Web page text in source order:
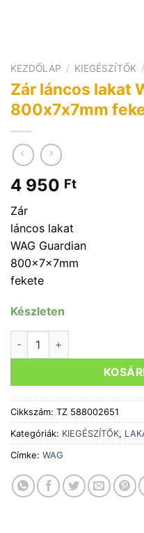
KEZDŐLAP / KIEGÉSZÍTŐK /
Zár láncos lakat
800x7x7mm
4 950 Ft
Zár
láncos lakat
WAG Guardian
800x7x7mm
fekete
Készleten
Cikkszám: TZ 588002651
Kategóriák: KIEGÉSZÍTŐK,
Címke: WAG